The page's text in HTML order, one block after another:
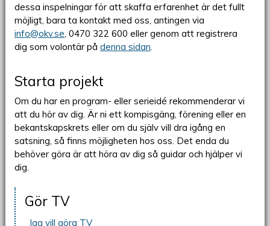
dessa inspelningar för att skaffa erfarenhet är det fullt
möjligt, bara ta kontakt med oss, antingen via
info@okv.se, 0470 322 600 eller genom att registrera
dig som volontär på denna sidan.
Starta projekt
Om du har en program- eller serieidé rekommenderar vi
att du hör av dig. Är ni ett kompisgäng, förening eller en
bekantskapskrets eller om du själv vill dra igång en
satsning, så finns möjligheten hos oss. Det enda du
behöver göra är att höra av dig så guidar och hjälper vi
dig.
Gör TV
Jag vill göra TV